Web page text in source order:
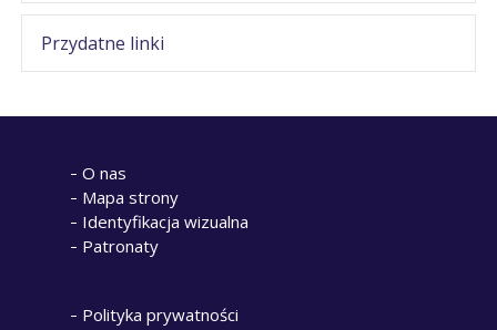
Przydatne linki
O nas
Mapa strony
Identyfikacja wizualna
Patronaty
Polityka prywatności